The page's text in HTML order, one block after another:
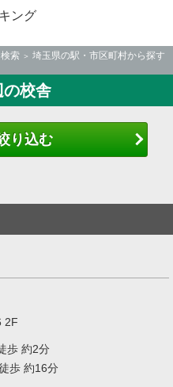
ング
索
埼玉県の駅・市区町村から探す
の校舎
り込む
2F
歩 約2分
歩 約16分